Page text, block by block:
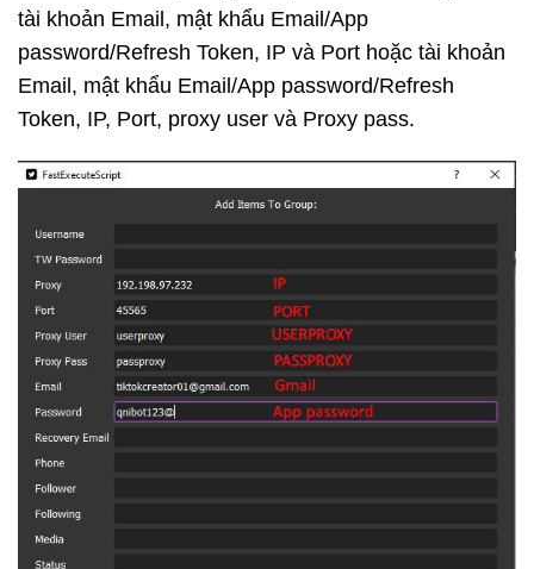
tài khoản Email, mật khẩu Email/App
password/Refresh Token, IP và Port hoặc tài khoản
Email, mật khẩu Email/App password/Refresh
Token, IP, Port, proxy user và Proxy pass.